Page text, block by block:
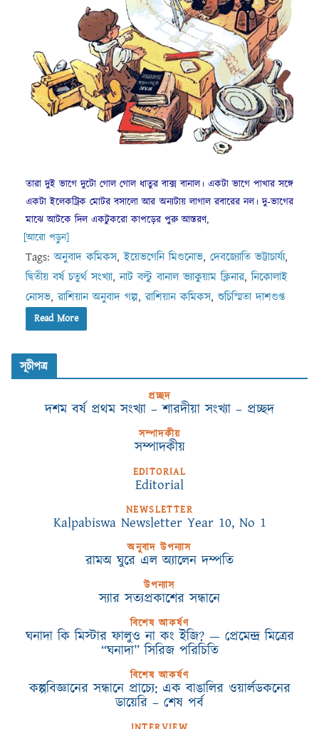
তারা দুই ভাগে দুটো গোল গোল ধাতুর বাক্স বানাল। একটা ভাগে পাখার সঙ্গে
একটা ইলেকট্রিক মোটর বসালো আর অন্যটায় লাগাল রবারের নল। দু-ভাগের
মাঝে আটকে দিল একটুকরো কাপড়ের পুরু আস্তরণ,
[আরো পড়ুন]
Tags:অনুবাদ কমিকস,ইয়েভগেনি মিগুনোভ, দেবজ্যোতি ভট্টাচার্য্য,
দ্বিতীয় বর্ষ চতুর্থ সংখ্যা,নাট বল্টু বানাল ভ্যাকুয়াম ক্লিনার,নিকোলাই
নোসভ,রাশিয়ান অনুবাদ গল্প,রাশিয়ান কমিকস, শুচিস্মিতা দাশগুপ্ত
Read More
সূচীপত্র
প্রচ্ছদ
দশম বর্ষ প্রথম সংখ্যা – শারদীয়া সংখ্যা – প্রচ্ছদ
সম্পাদকীয়
সম্পাদকীয়
EDITORIAL
Editorial
NEWSLETTER
Kalpabiswa Newsletter Year 10, No 1
অনুবাদ উপন্যাস
রামঅ ঘুরে এল অ্যালেন দম্পতি
উপন্যাস
স্যার সত্যপ্রকাশের সন্ধানে
বিশেষ আকর্ষণ
ঘনাদা কি মিস্টার ফালুও না কং ইজি? — প্রেমেন্দ্র মিত্রের
“ঘনাদা” সিরিজ পরিচিতি
বিশেষ আকর্ষণ
কল্পবিজ্ঞানের সন্ধানে প্রাচ্যে: এক বাঙালির ওয়ার্লডকনের
ডায়েরি – শেষ পর্ব